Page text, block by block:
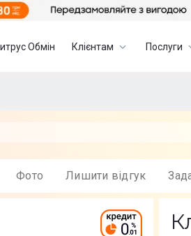
Обмін Клієнтам Послуги
Фото Лишити вiдгук